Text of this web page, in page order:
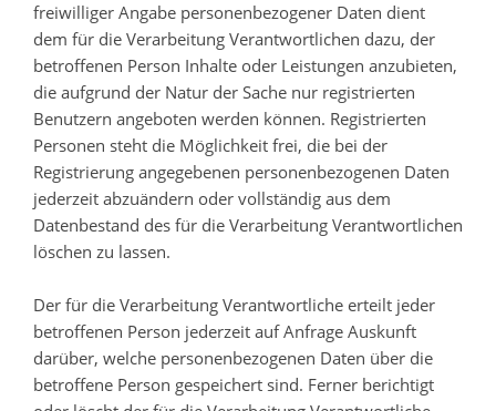
freiwilliger Angabe personenbezogener Daten dient
dem für die Verarbeitung Verantwortlichen dazu, der
betroffenen Person Inhalte oder Leistungen anzubieten,
die aufgrund der Natur der Sache nur registrierten
Benutzern angeboten werden können. Registrierten
Personen steht die Möglichkeit frei, die bei der
Registrierung angegebenen personenbezogenen Daten
jederzeit abzuändern oder vollständig aus dem
Datenbestand des für die Verarbeitung Verantwortlichen
löschen zu lassen.
Der für die Verarbeitung Verantwortliche erteilt jeder
betroffenen Person jederzeit auf Anfrage Auskunft
darüber, welche personenbezogenen Daten über die
betroffene Person gespeichert sind. Ferner berichtigt